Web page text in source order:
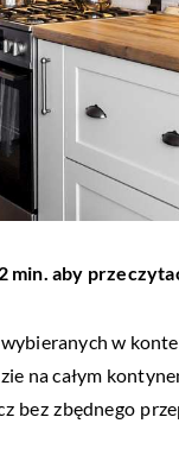
min. aby
w
na całym
bez zbędnego